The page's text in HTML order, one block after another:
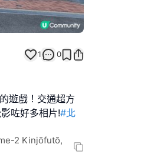
1 0
遊戲！交通超方
咗好多相片!#北
2 Kinjōfutō,